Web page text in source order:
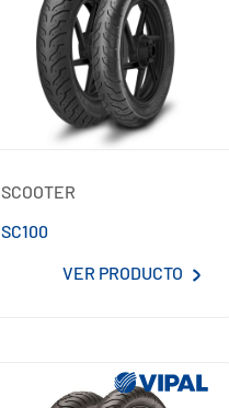
SCOOTER
SC100
VER PRODUCTO